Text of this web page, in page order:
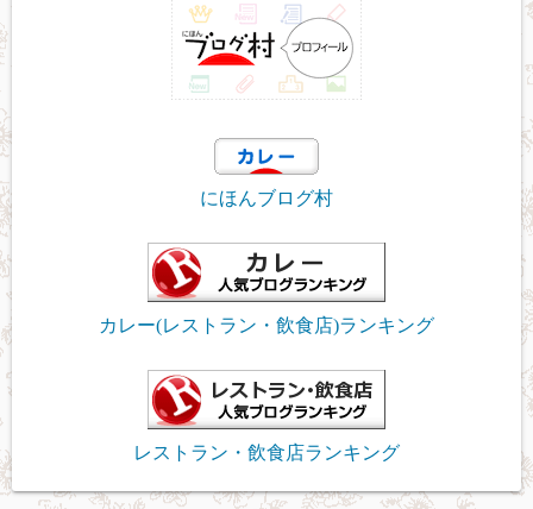
にほんブログ村
カレー(レストラン・飲食店)ランキング
レストラン・飲食店ランキング